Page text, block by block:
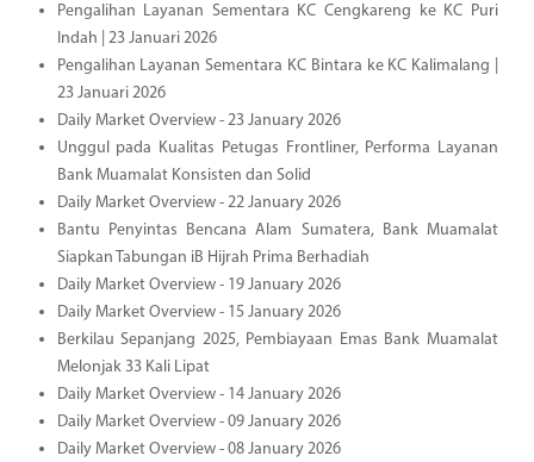
Pengalihan Layanan Sementara KC Cengkareng ke KC Puri
Indah | 23 Januari 2026
Pengalihan Layanan Sementara KC Bintara ke KC Kalimalang |
23 Januari 2026
Daily Market Overview - 23 January 2026
Unggul pada Kualitas Petugas Frontliner, Performa Layanan
Bank Muamalat Konsisten dan Solid
Daily Market Overview - 22 January 2026
Bantu Penyintas Bencana Alam Sumatera, Bank Muamalat
Siapkan Tabungan iB Hijrah Prima Berhadiah
Daily Market Overview - 19 January 2026
Daily Market Overview - 15 January 2026
Berkilau Sepanjang 2025, Pembiayaan Emas Bank Muamalat
Melonjak 33 Kali Lipat
Daily Market Overview - 14 January 2026
Daily Market Overview - 09 January 2026
Daily Market Overview - 08 January 2026